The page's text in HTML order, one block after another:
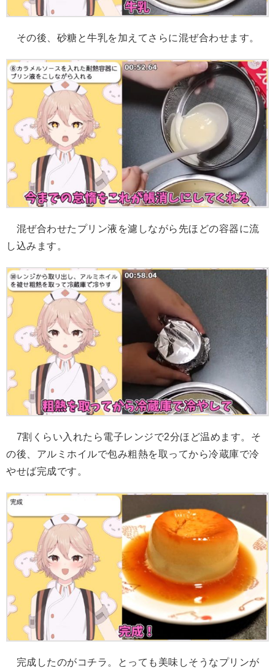
その後、砂糖と牛乳を加えてさらに混ぜ合わせます。
混ぜ合わせたプリン液を濾しながら先ほどの容器に流
し込みます。
7割くらい入れたら電子レンジで2分ほど温めます。そ
の後、アルミホイルで包み粗熱を取ってから冷蔵庫で冷
やせば完成です。
完成したのがコチラ。とっても美味しそうなプリンが